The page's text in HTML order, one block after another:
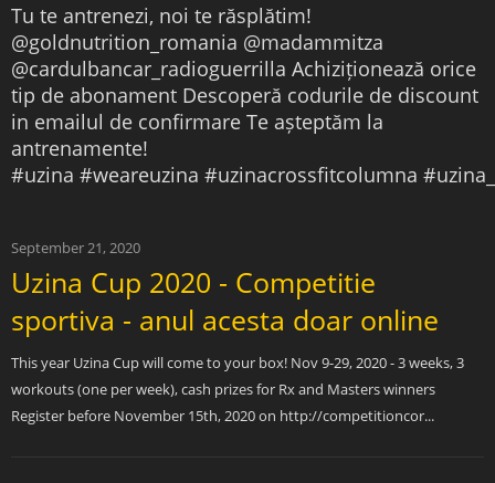
Tu te antrenezi, noi te răsplătim!
@goldnutrition_romania @madammitza
@cardulbancar_radioguerrilla Achiziționează orice
tip de abonament Descoperă codurile de discount
in emailul de confirmare Te așteptăm la
antrenamente!
#uzina #weareuzina #uzinacrossfitcolumna
September 21, 2020
Uzina Cup 2020 - Competitie
sportiva - anul acesta doar online
This year Uzina Cup will come to your box! Nov 9-29, 2020 - 3 weeks, 3
workouts (one per week), cash prizes for Rx and Masters winners
Register before November 15th, 2020 on http://competitioncor...